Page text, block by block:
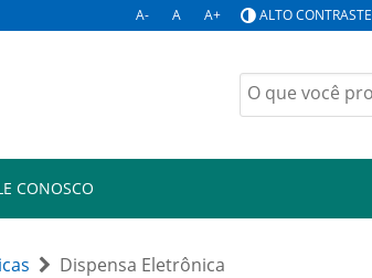
A- A A+ ALTO CONTRASTE
Buscar
por:
CONOSCO
Dispensa Eletrônica